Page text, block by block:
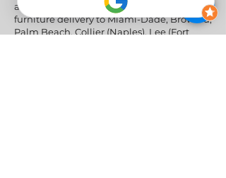
and Central Florida, providing professional
furniture delivery to Miami-Dade, Broward,
Palm Beach, Collier (Naples), Lee (Fort